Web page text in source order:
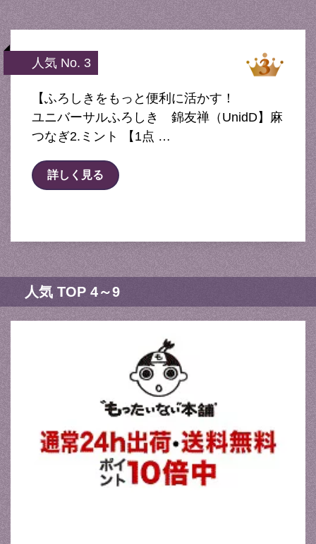
人気 No. 3
【ふろしきをもっと便利に活かす！
ユニバーサルふろしき 錦友禅（UnidD】麻
つなぎ2.ミント 【1点 …
詳しく見る
人気 TOP 4～9